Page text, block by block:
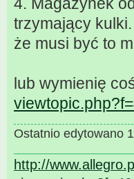
trzymający
że musi być to
lub wymienię
Ostatnio edytowano
http://